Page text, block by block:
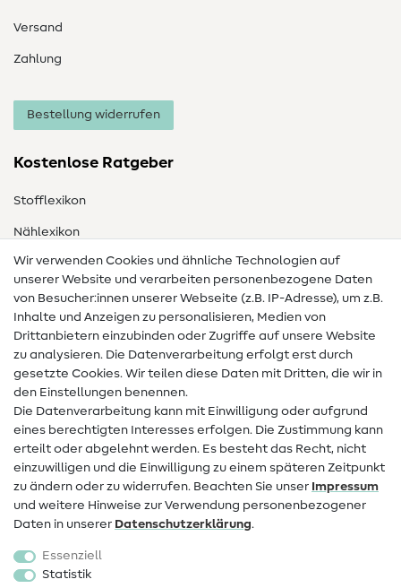
Versand
Zahlung
Bestellung widerrufen
Kostenlose Ratgeber
Stofflexikon
Nählexikon
Nähanleitungen
Hilfe & Kontakt
Kontakt
Infos zum Betreiberwechsel
Widerrufsrecht
Beliebt
Stoffe
Sale
Wir verwenden Cookies und ähnliche Technologien auf
unserer Website und verarbeiten personenbezogene Daten
von Besucher:innen unserer Webseite (z.B. IP-Adresse), um z.B.
Inhalte und Anzeigen zu personalisieren, Medien von
Drittanbietern einzubinden oder Zugriffe auf unsere Website
zu analysieren. Die Datenverarbeitung erfolgt erst durch
gesetzte Cookies. Wir teilen diese Daten mit Dritten, die wir in
den Einstellungen benennen.
Die Datenverarbeitung kann mit Einwilligung oder aufgrund
eines berechtigten Interesses erfolgen. Die Zustimmung kann
erteilt oder abgelehnt werden. Es besteht das Recht, nicht
einzuwilligen und die Einwilligung zu einem späteren Zeitpunkt
zu ändern oder zu widerrufen. Beachten Sie unser Impressum
und weitere Hinweise zur Verwendung personenbezogener
Daten in unserer Daten­schutz­erklärung.
Essenziell
Statistik